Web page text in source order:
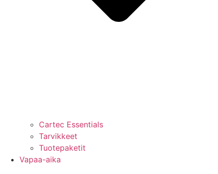
Cartec Essentials
Tarvikkeet
Tuotepaketit
Vapaa-aika